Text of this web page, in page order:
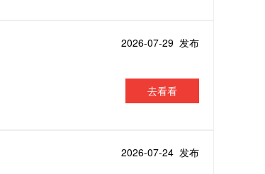
2026-07-29 发布
去看看
2026-07-24 发布